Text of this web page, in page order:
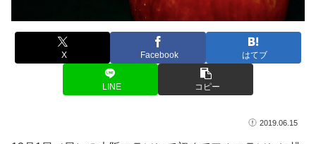
X Facebook はてブ
LINE コピー
2019.06.15